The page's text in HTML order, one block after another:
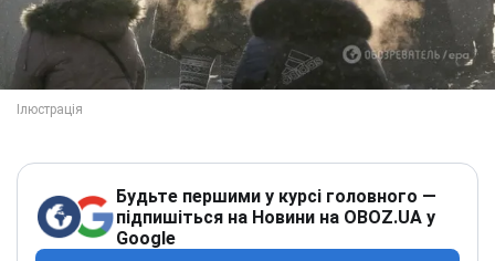
Будьте першими у курсі головного —
підпишіться на Новини на OBOZ.UA у
Google